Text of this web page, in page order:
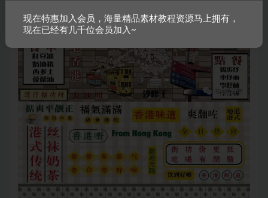
现在特惠加入会员，海量精品素材教程资源马上拥有，
现在已经有几千位会员加入~